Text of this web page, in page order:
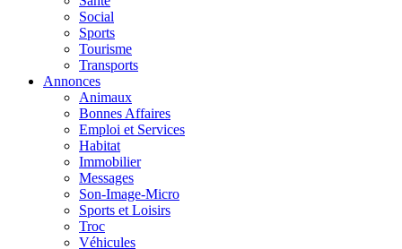
Social
Sports
Tourisme
Transports
Annonces
Animaux
Bonnes Affaires
Emploi et Services
Habitat
Immobilier
Messages
Son-Image-Micro
Sports et Loisirs
Troc
Véhicules